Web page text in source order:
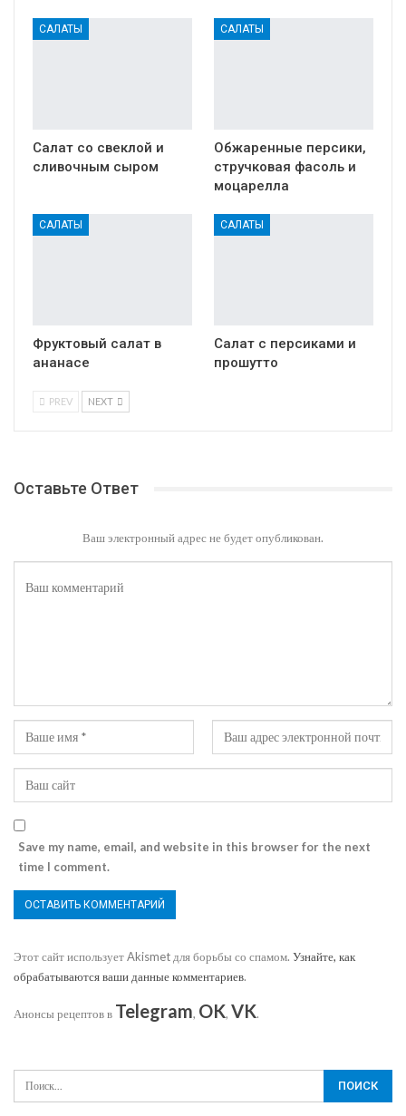
САЛАТЫ
Салат со свеклой и
сливочным сыром
САЛАТЫ
Обжаренные персики,
стручковая фасоль и
моцарелла
САЛАТЫ
Фруктовый салат в
ананасе
САЛАТЫ
Салат с персиками и
прошутто
PREV NEXT
Оставьте Ответ
Ваш электронный адрес не будет опубликован.
Save my name, email, and website in this browser for the next
time I comment.
Этот сайт использует Akismet для борьбы со спамом. Узнайте, как
обрабатываются ваши данные комментариев.
Анонсы рецептов в Telegram, OK, VK.